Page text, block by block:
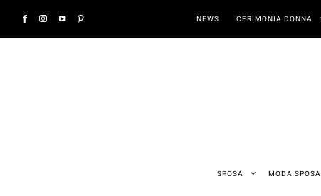
NEWS CERIMONIA DONNA
SPOSA MODA SPOSA